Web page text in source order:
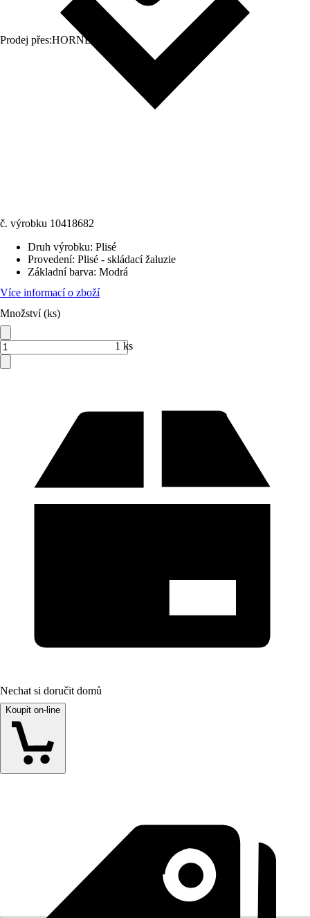
Prodej přes:HORNBACH
č. výrobku 10418682
Druh výrobku: Plisé
Provedení: Plisé - skládací žaluzie
Základní barva: Modrá
Více informací o zboží
Množství (ks)
1 ks
Nechat si doručit domů
Koupit on-line